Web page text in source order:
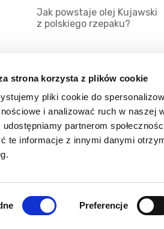
strona korzysta z plików cookie
pliki cookie do
i analizować ruch w
udostępniamy partnerom
te informacje z innymi danymi
Preferencje
Jak powstaje olej Kujawski
z polskiego rzepaku?
Mapa serwisu
Kanały RSS
Porady